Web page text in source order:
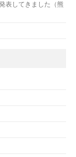
表してきました（熊